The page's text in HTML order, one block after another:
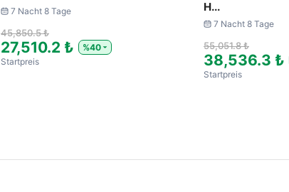
7 Nacht 8 Tage
45,850.5 ₺
27,510.2 ₺
%40
Startpreis
H...
7 Nacht 8 Tage
55,051.8 ₺
38,536.3 ₺
Startpreis